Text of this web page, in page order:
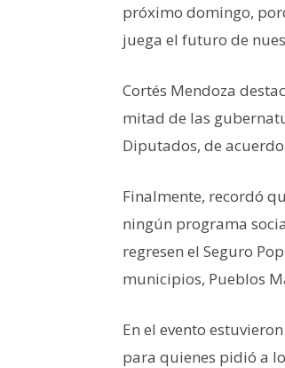
próximo domingo,
juega el futuro de
Cortés Mendoza
mitad de las
Diputados, de
Finalmente, recordó
ningún programa
regresen el Seguro
municipios, Pueblos
En el evento
para quienes pidió a